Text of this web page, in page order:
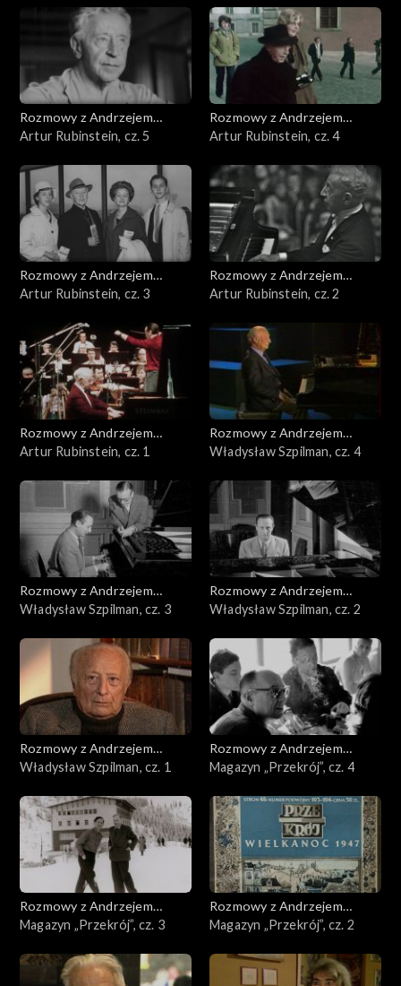
Rozmowy z Andrzejem
Doboszem
Artur Rubinstein, cz. 5
Rozmowy z Andrzejem
Doboszem
Artur Rubinstein, cz. 4
Rozmowy z Andrzejem
Doboszem
Artur Rubinstein, cz. 3
Rozmowy z Andrzejem
Doboszem
Artur Rubinstein, cz. 2
Rozmowy z Andrzejem
Doboszem
Artur Rubinstein, cz. 1
Rozmowy z Andrzejem
Doboszem
Władysław Szpilman, cz. 4
Rozmowy z Andrzejem
Doboszem
Władysław Szpilman, cz. 3
Rozmowy z Andrzejem
Doboszem
Władysław Szpilman, cz. 2
Rozmowy z Andrzejem
Doboszem
Władysław Szpilman, cz. 1
Rozmowy z Andrzejem
Doboszem
Magazyn „Przekrój”, cz. 4
Rozmowy z Andrzejem
Doboszem
Magazyn „Przekrój”, cz. 3
Rozmowy z Andrzejem
Doboszem
Magazyn „Przekrój”, cz. 2